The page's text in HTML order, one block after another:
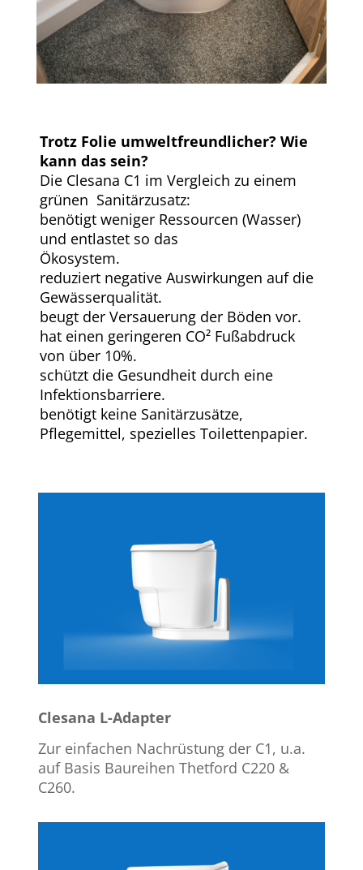
Trotz Folie umweltfreundlicher? Wie
kann das sein?
Die Clesana C1 im Vergleich zu einem
grünen Sanitärzusatz:
benötigt weniger Ressourcen (Wasser)
und entlastet so das
Ökosystem.
reduziert negative Auswirkungen auf die
Gewässerqualität.
beugt der Versauerung der Böden vor.
hat einen geringeren CO² Fußabdruck
von über 10%.
schützt die Gesundheit durch eine
Infektionsbarriere.
benötigt keine Sanitärzusätze,
Pflegemittel, spezielles Toilettenpapier.
Clesana L-Adapter
Zur einfachen Nachrüstung der C1, u.a.
auf Basis Baureihen Thetford C220 &
C260.